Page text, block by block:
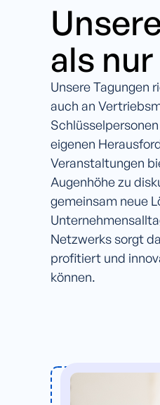
als
Unsere Tagungen
auch an
eigenen
Veranstaltungen
Augenhöhe zu
gemeinsam neue
Netzwerks sorgt
profitiert und
können.